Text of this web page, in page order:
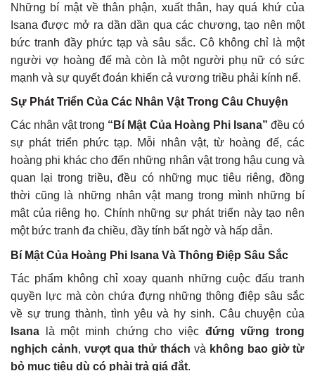
Những bí mật về thân phận, xuất thân, hay quá khứ của
Isana được mở ra dần dần qua các chương, tạo nên một
bức tranh đầy phức tạp và sâu sắc. Cô không chỉ là một
người vợ hoàng đế mà còn là một người phụ nữ có sức
mạnh và sự quyết đoán khiến cả vương triều phải kính nể.
Sự Phát Triển Của Các Nhân Vật Trong Câu Chuyện
Các nhân vật trong “Bí Mật Của Hoàng Phi Isana” đều có
sự phát triển phức tạp. Mỗi nhân vật, từ hoàng đế, các
hoàng phi khác cho đến những nhân vật trong hậu cung và
quan lại trong triều, đều có những mục tiêu riêng, đồng
thời cũng là những nhân vật mang trong mình những bí
mật của riêng họ. Chính những sự phát triển này tạo nên
một bức tranh đa chiều, đầy tính bất ngờ và hấp dẫn.
Bí Mật Của Hoàng Phi Isana Và Thông Điệp Sâu Sắc
Tác phẩm không chỉ xoay quanh những cuộc đấu tranh
quyền lực mà còn chứa đựng những thông điệp sâu sắc
về sự trung thành, tình yêu và hy sinh. Câu chuyện của
Isana là một minh chứng cho việc đứng vững trong
nghịch cảnh, vượt qua thử thách và không bao giờ từ
bỏ mục tiêu dù có phải trả giá đắt.